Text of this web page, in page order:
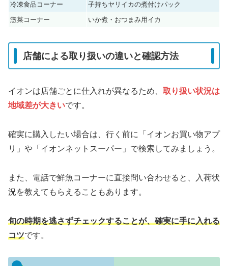
冷凍食品コーナー
子持ちヤリイカの煮付けパック
惣菜コーナー
いか煮・おつまみ用イカ
店舗による取り扱いの違いと確認方法
イオンは店舗ごとに仕入れが異なるため、 取り扱い状況は
地域差が大きいです。
確実に購入したい場合は、行く前に「イオンお買い物アプ
リ」や「イオンネットスーパー」で検索してみましょう。
また、電話で鮮魚コーナーに直接問い合わせると、入荷状
況を教えてもらえることもあります。
旬の時期を逃さずチェックすることが、確実に手に入れる
コツです。